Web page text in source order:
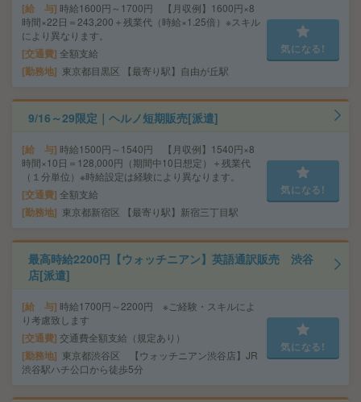
給 与 時給1600円～1700円 【月収例】1600円×8
時間×22日＝243,200＋残業代（時給×1.25倍）※スキル
により異なります。
交通費 全額支給
勤務地 東京都目黒区 【最寄り駅】自由が丘駅
気になる!
9/16～29限定｜ヘルノ短期販売[派遣]
給 与 時給1500円～1540円 【月収例】1540円×8
時間×10日＝128,000円（期間中10日想定）＋残業代
（１分単位）※時給設定は経験により異なります。
交通費 全額支給
勤務地 東京都新宿区 【最寄り駅】新宿三丁目駅
気になる!
最高時給2200円【ウォッチニアン】英語通訳販売 渋谷
店[派遣]
給 与 時給1700円～2200円 ※ご経験・スキルによ
り考慮致します
交通費 交通費全額支給（規定あり）
勤務地
東京都渋谷区 【ウォッチニアン渋谷店】JR
渋谷駅ハチ公口から徒歩5分
気になる!